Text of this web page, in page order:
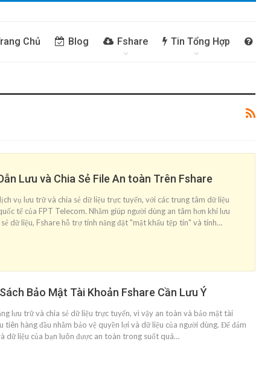
Chủ Blog Fshare Tin Tổng Hợp
Lưu và Chia Sẻ File An toàn Trên Fshare
vụ lưu trữ và chia sẻ dữ liệu trực tuyến, với các trung tâm dữ liệu
tế của FPT Telecom. Nhằm giúp người dùng an tâm hơn khi lưu
dữ liệu, Fshare hỗ trợ tính năng đặt "mật khẩu tệp tin" và tính…
Bảo Mật Tài Khoản Fshare Cần Lưu Ý
lưu trữ và chia sẻ dữ liệu trực tuyến, vì vậy an toàn và bảo mật tài
tiên hàng đầu nhằm bảo vệ quyền lợi và dữ liệu của người dùng. Để đảm
dữ liệu của bạn luôn được an toàn trong suốt quá…